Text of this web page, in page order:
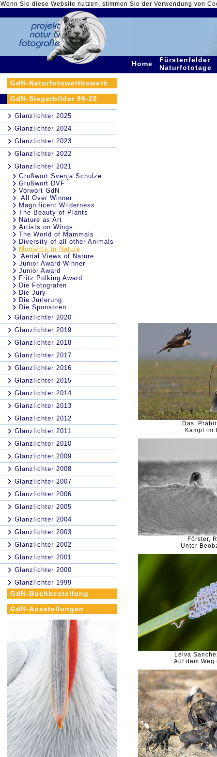
Wenn Sie diese Website nutzen, stimmen Sie der Verwendung von
Home
Fürstenfelder
Naturfototage
GdN-Naturfotowettbewerb
GdN-Siegerbilder 99-25
Glanzlichter 2025
Glanzlichter 2024
Glanzlichter 2023
Glanzlichter 2022
Glanzlichter 2021
Grußwort Svenja Schulze
Grußwort DVF
Vorwort GdN
All Over Winner
Magnificent Wilderness
The Beauty of Plants
Nature as Art
Artists on Wings
The World of Mammals
Diversity of all other Animals
Moments in Nature
Aerial Views of Nature
Junior Award Winner
Junior Award
Fritz Pölking Award
Die Fotografen
Die Jury
Die Jurierung
Die Sponsoren
Glanzlichter 2020
Glanzlichter 2019
Glanzlichter 2018
Glanzlichter 2017
Glanzlichter 2016
Glanzlichter 2015
Glanzlichter 2014
Glanzlichter 2013
Glanzlichter 2012
Glanzlichter 2011
Glanzlichter 2010
Glanzlichter 2009
Glanzlichter 2008
Glanzlichter 2007
Glanzlichter 2006
Glanzlichter 2005
Glanzlichter 2004
Glanzlichter 2003
Glanzlichter 2002
Glanzlichter 2001
Glanzlichter 2000
Glanzlichter 1999
GdN-Buchbestellung
GdN-Ausstellungen
Das,
Kampf im
Förster,
Unter
Leiva
Auf dem